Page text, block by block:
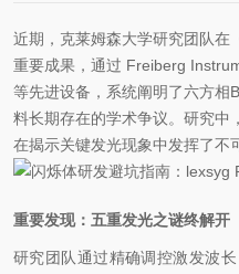
近期，克莱姆森大学研究团队
重要成果，通过 Freiberg
等先进设备，系统阐明了六方相
料长期存在的学术争议。研究中
在揭示关键发光现象中发挥了不
重要发现：五重发光之谜终解开
研究团队通过精确调控激发波